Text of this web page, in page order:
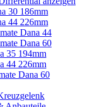
30 186mm
44 226mm
Dana 44
Dana 60
35 194mm
44 226mm
Dana 60